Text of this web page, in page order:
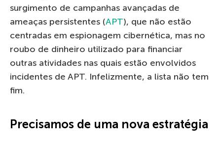
surgimento de campanhas avançadas de
ameaças persistentes (APT), que não estão
centradas em espionagem cibernética, mas no
roubo de dinheiro utilizado para financiar
outras atividades nas quais estão envolvidos
incidentes de APT. Infelizmente, a lista não tem
fim.
Precisamos de uma nova estratégia